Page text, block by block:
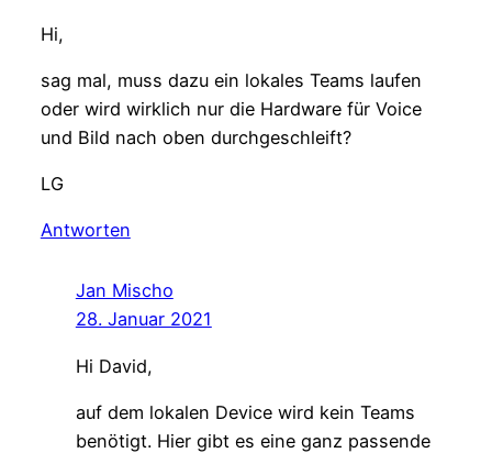
Hi,
sag mal, muss dazu ein lokales Teams laufen
oder wird wirklich nur die Hardware für Voice
und Bild nach oben durchgeschleift?
LG
Antworten
Jan Mischo
28. Januar 2021
Hi David,
auf dem lokalen Device wird kein Teams
benötigt. Hier gibt es eine ganz passende